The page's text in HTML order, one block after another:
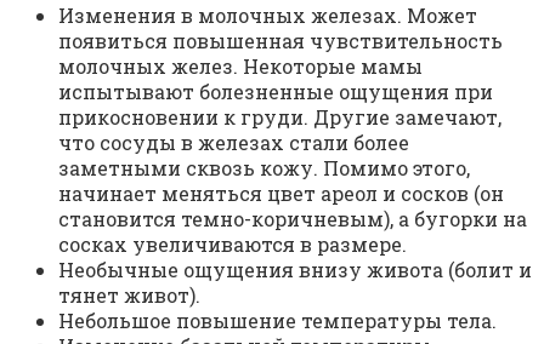
Изменения в молочных железах. Может
появиться повышенная чувствительность
молочных желез. Некоторые мамы
испытывают болезненные ощущения при
прикосновении к груди. Другие замечают,
что сосуды в железах стали более
заметными сквозь кожу. Помимо этого,
начинает меняться цвет ареол и сосков (он
становится темно-коричневым), а бугорки на
сосках увеличиваются в размере.
Необычные ощущения внизу живота (болит и
тянет живот).
Небольшое повышение температуры тела.